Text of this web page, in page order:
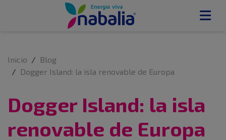
Inicio
Blog
Dogger Island: la isla renovable de Europa
Dogger Island: la isla
renovable de Europa